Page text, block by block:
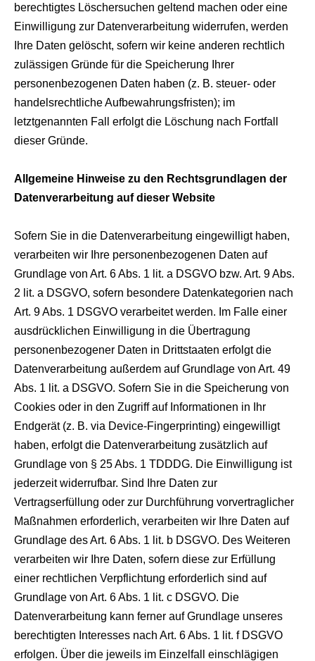
berechtigtes Löschersuchen geltend machen oder eine
Einwilligung zur Datenverarbeitung widerrufen, werden
Ihre Daten gelöscht, sofern wir keine anderen rechtlich
zulässigen Gründe für die Speicherung Ihrer
personenbezogenen Daten haben (z. B. steuer- oder
handelsrechtliche Aufbewahrungsfristen); im
letztgenannten Fall erfolgt die Löschung nach Fortfall
dieser Gründe.
Allgemeine Hinweise zu den Rechtsgrundlagen der
Datenverarbeitung auf dieser Website
Sofern Sie in die Datenverarbeitung eingewilligt haben,
verarbeiten wir Ihre personenbezogenen Daten auf
Grundlage von Art. 6 Abs. 1 lit. a DSGVO bzw. Art. 9 Abs.
2 lit. a DSGVO, sofern besondere Datenkategorien nach
Art. 9 Abs. 1 DSGVO verarbeitet werden. Im Falle einer
ausdrücklichen Einwilligung in die Übertragung
personenbezogener Daten in Drittstaaten erfolgt die
Datenverarbeitung außerdem auf Grundlage von Art. 49
Abs. 1 lit. a DSGVO. Sofern Sie in die Speicherung von
Cookies oder in den Zugriff auf Informationen in Ihr
Endgerät (z. B. via Device-Fingerprinting) eingewilligt
haben, erfolgt die Datenverarbeitung zusätzlich auf
Grundlage von § 25 Abs. 1 TDDDG. Die Einwilligung ist
jederzeit widerrufbar. Sind Ihre Daten zur
Vertragserfüllung oder zur Durchführung vorvertraglicher
Maßnahmen erforderlich, verarbeiten wir Ihre Daten auf
Grundlage des Art. 6 Abs. 1 lit. b DSGVO. Des Weiteren
verarbeiten wir Ihre Daten, sofern diese zur Erfüllung
einer rechtlichen Verpflichtung erforderlich sind auf
Grundlage von Art. 6 Abs. 1 lit. c DSGVO. Die
Datenverarbeitung kann ferner auf Grundlage unseres
berechtigten Interesses nach Art. 6 Abs. 1 lit. f DSGVO
erfolgen. Über die jeweils im Einzelfall einschlägigen